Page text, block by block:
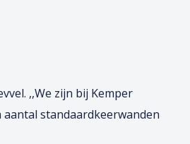
,,We zijn bij Kemper
standaardkeerwanden